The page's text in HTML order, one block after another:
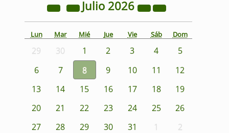
Julio 2026
Lun Mar Mié Jue Vie Sáb Dom
29 30 1 2 3 4
5
6
7 8 9 10 11
12
13
14 15 16 17 18
19
20
21 22 23 24 25
26
27
28 29 30 31 1 2